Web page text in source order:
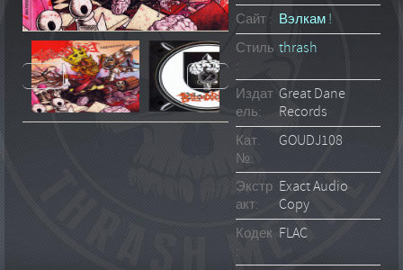
Сайт : Вэлкам !
Стиль
:
thrash
Издат
ель:
Great Dane
Records
Кат.
№:
GOUDJ108
Экстр
акт:
Exact Audio
Copy
Кодек
:
FLAC